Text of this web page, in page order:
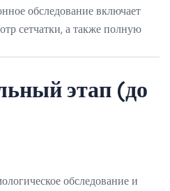
обследование включает
сетчатки, а также полную
этап (до
обследование и